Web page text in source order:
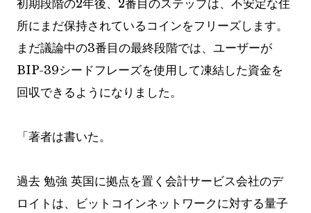
初期段階の2年後、2番目のステップは、不安定な住
所にまだ保持されているコインをフリーズします。
まだ議論中の3番目の最終段階では、ユーザーが
BIP-39シードフレーズを使用して凍結した資金を
回収できるようになりました。
「 著者は書いた。
過去 勉強 英国に拠点を置く会計サービス会社のデ
ロイトは、ビットコインネットワークに対する量子